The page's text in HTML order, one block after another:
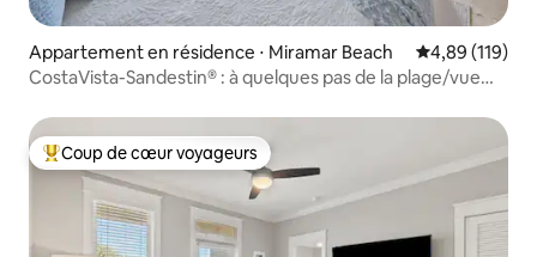
Appartement en résidence ⋅ Miramar Beach Évaluation
4,89 (119)
CostaVista-Sandestin® : à quelques pas de la plage/vue
Coups de cœur voyageurs les plus appréciés
Coup de cœur voyageurs